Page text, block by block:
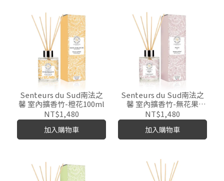
Senteurs du Sud南法之
馨 室內擴香竹-橙花100ml
NT$1,480
加入購物車
Senteurs du Sud南法之
馨 室內擴香竹-無花果
100ml
NT$1,480
加入購物車